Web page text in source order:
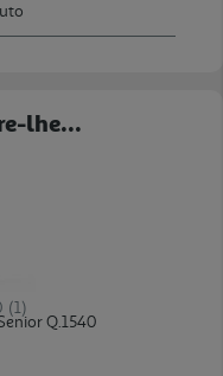
lhe...
(1)
Q.1540